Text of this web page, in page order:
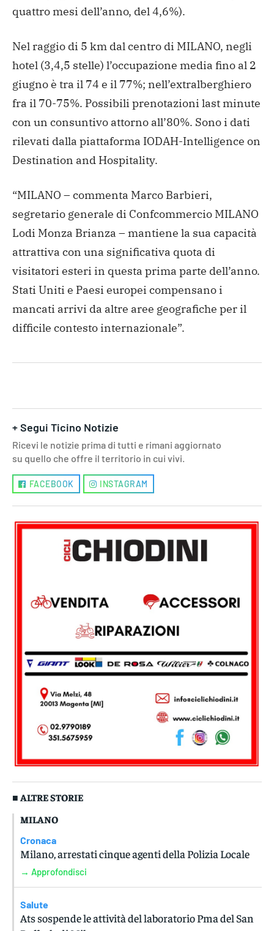
quattro mesi dell’anno, del 4,6%).
Nel raggio di 5 km dal centro di MILANO, negli
hotel (3,4,5 stelle) l’occupazione media fino al 2
giugno è tra il 74 e il 77%; nell’extralberghiero
fra il 70-75%. Possibili prenotazioni last minute
con un consuntivo attorno all’80%. Sono i dati
rilevati dalla piattaforma IODAH-Intelligence on
Destination and Hospitality.
“MILANO – commenta Marco Barbieri,
segretario generale di Confcommercio MILANO
Lodi Monza Brianza – mantiene la sua capacità
attrattiva con una significativa quota di
visitatori esteri in questa prima parte dell’anno.
Stati Uniti e Paesi europei compensano i
mancati arrivi da altre aree geografiche per il
difficile contesto internazionale”.
+ Segui Ticino Notizie
Ricevi le notizie prima di tutti e rimani aggiornato
su quello che offre il territorio in cui vivi.
FACEBOOK INSTAGRAM
■ ALTRE STORIE
MILANO
Cronaca
Milano, arrestati cinque agenti della Polizia Locale
→ Approfondisci
Salute
Ats sospende le attività del laboratorio Pma del San